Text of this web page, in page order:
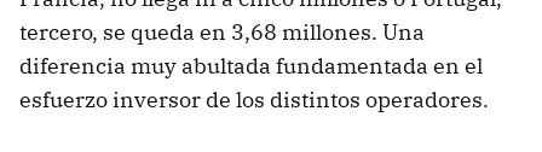
tercero, se queda en 3,68 millones. Una
diferencia muy abultada fundamentada en el
esfuerzo inversor de los distintos operadores.